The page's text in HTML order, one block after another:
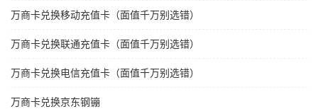
万商卡兑换移动充值卡（面值千万别选错）
万商卡兑换联通充值卡（面值千万别选错）
万商卡兑换电信充值卡（面值千万别选错）
万商卡兑换京东钢镚